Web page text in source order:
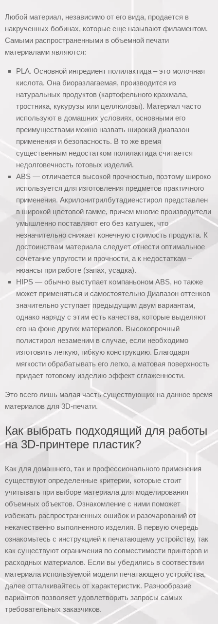
Любой материал, независимо от его вида, продается в
накрученных бобинах, которые еще называют филаментом.
Самыми распространенными в объемной печати
материалами являются:
PLA. Основной ингредиент полилактида – это молочная
кислота. Она биоразлагаемая, производится из
натуральных продуктов (картофельного крахмала,
тростника, кукурузы или целлюлозы). Материал часто
используют в домашних условиях, основными его
преимуществами можно назвать широкий диапазон
применения и безопасность. В то же время
существенным недостатком полилактида считается
недолговечность готовых изделий.
ABS — отличается высокой прочностью, поэтому широко
используется для изготовления предметов практичного
применения. Акрилонитрилбутадиенстирол представлен
в широкой цветовой гамме, причем многие производители
умышленно поставляют его без катушек, что
незначительно снижает конечную стоимость продукта. К
достоинствам материала следует отнести оптимальное
сочетание упругости и прочности, а к недостаткам –
нюансы при работе (запах, усадка).
HIPS — обычно выступает компаньоном ABS, но также
может применяться и самостоятельно Диапазон оттенков
значительно уступает предыдущим двум вариантам,
однако наряду с этим есть качества, которые выделяют
его на фоне других материалов. Высокопрочный
полистирол незаменим в случае, если необходимо
изготовить легкую, гибкую конструкцию. Благодаря
мягкости обрабатывать его легко, а матовая поверхность
придает готовому изделию эффект сглаженности.
Это всего лишь малая часть существующих на данное время
материалов для 3D-печати.
Как выбрать подходящий для работы
на 3D-принтере пластик?
Как для домашнего, так и профессионального применения
существуют определенные критерии, которые стоит
учитывать при выборе материала для моделирования
объемных объектов. Ознакомление с ними поможет
избежать распространенных ошибок и разочарований от
некачественно выполненного изделия. В первую очередь
ознакомьтесь с инструкцией к печатающему устройству, так
как существуют ограничения по совместимости принтеров и
расходных материалов. Если вы убедились в соотвествии
материала используемой модели печатающего устройства,
далее отталкивайтесь от характеристик. Разнообразие
вариантов позволяет удовлетворить запросы самых
требовательных заказчиков.